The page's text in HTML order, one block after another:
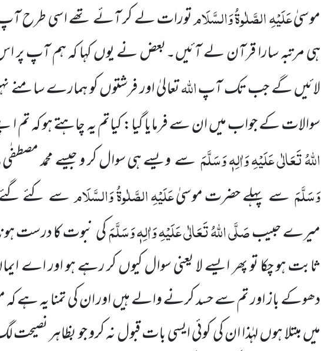
موسیٰعَلَیْہِ الصَّلٰوۃُ وَالسَّلَامتورات لے کر آئے تھے اسی طرح
ہی مرتبہ سارا قرآن لے آئیں۔بعض نے یوں کہا کہ ہم آپ
لائیں گے جب تک آپاللہتعالیٰ اور فرشتوں کو ہمارے
سوالات کے جواب میں ان سے فرمایا گیا: کیاتم یہ چاہتے ہو کہ تم
اللہُ تَعَالٰی عَلَیْہِ وَاٰلِہٖ وَسَلَّمَسے ویسے ہی سوال کر و جیسے محمد مصطفٰی
وَسَلَّمَسے پہلے حضرت موسیٰعَلَیْہِ الصَّلٰوۃُ وَالسَّلَامسے کئے
میرے حبیبصَلَّی اللہُ تَعَالٰی عَلَیْہِ وَاٰلِہٖ وَسَلَّمَکی نبوت کا درست
ثابت ہو چکا تو پھر ایسے لا یعنی سوال کیوں کر رہے ہو اور اے
دھوکے باز اور تم سے حسد کرنے والے ہیں اور ان کی تمنا یہ ہے
میں مبتلا ہوں لہٰذا ان کی کوئی ایسی بات قبول نہ کرو جو بظاہر نصیحت